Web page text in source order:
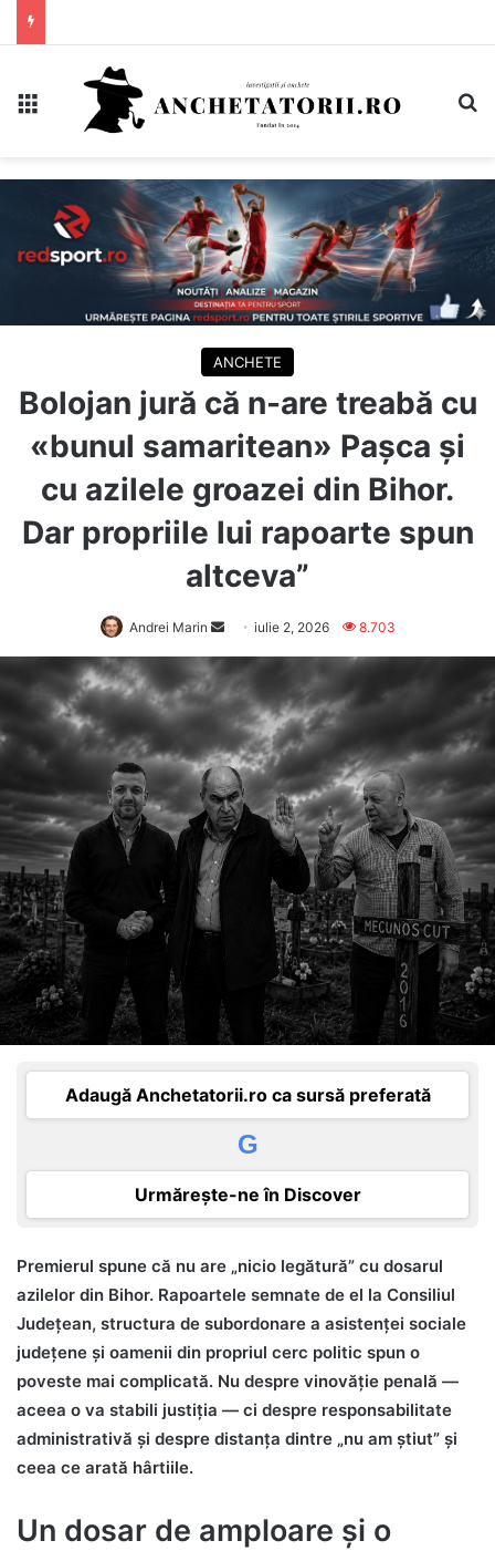
ANCHETE
Bolojan jură că n-are treabă cu
«bunul samaritean» Pașca și
cu azilele groazei din Bihor.
Dar propriile lui rapoarte spun
altceva”
Andrei Marin
Send
an
email
iulie 2, 2026 8.703
Adaugă Anchetatorii.ro ca sursă preferată
G
Urmărește-ne în Discover
Premierul spune că nu are „nicio legătură” cu dosarul
azilelor din Bihor. Rapoartele semnate de el la Consiliul
Județean, structura de subordonare a asistenței sociale
județene și oamenii din propriul cerc politic spun o
poveste mai complicată. Nu despre vinovăție penală —
aceea o va stabili justiția — ci despre responsabilitate
administrativă și despre distanța dintre „nu am știut” și
ceea ce arată hârtiile.
Un dosar de amploare și o